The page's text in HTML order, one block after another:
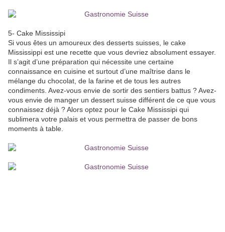
5- Cake Mississipi
Si vous êtes un amoureux des desserts suisses, le cake
Mississippi est une recette que vous devriez absolument essayer.
Il s’agit d’une préparation qui nécessite une certaine
connaissance en cuisine et surtout d’une maîtrise dans le
mélange du chocolat, de la farine et de tous les autres
condiments. Avez-vous envie de sortir des sentiers battus ? Avez-
vous envie de manger un dessert suisse différent de ce que vous
connaissez déjà ? Alors optez pour le Cake Mississipi qui
sublimera votre palais et vous permettra de passer de bons
moments à table.